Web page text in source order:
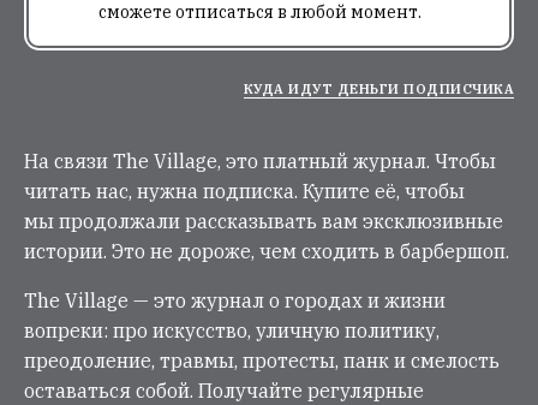
сможете отписаться в любой момент.
КУДА ИДУТ ДЕНЬГИ ПОДПИСЧИКА
На связи The Village, это платный журнал. Чтобы
читать нас, нужна подписка. Купите её, чтобы
мы продолжали рассказывать вам эксклюзивные
истории. Это не дороже, чем сходить в барбершоп.
The Village — это журнал о городах и жизни
вопреки: про искусство, уличную политику,
преодоление, травмы, протесты, панк и смелость
оставаться собой. Получайте регулярные